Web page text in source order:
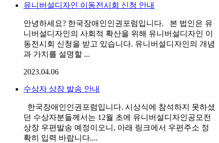
유니버설디자인 이동전시회 신청 안내
안녕하세요? 한국장애인인권포럼입니다. 본 법인은 유
니버설디자인의 사회적 확산을 위해 유니버설디자인 이
동전시회 신청을 받고 있습니다. 유니버설디자인의 개념
과 가치를 설명할 ...
2023.04.06
수상자 상장 발송 안내
한국장애인인권포럼입니다. 시상식에 참석하지 못하셨
던 수상자분들께서는 12월 초에 유니버설디자인공모전
상장 우편발송 예정이오니, 아래 링크에서 우편주소 정
확히 입력 바랍니다....